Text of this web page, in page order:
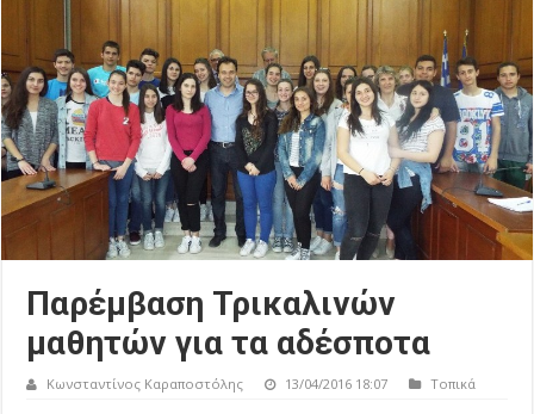
Παρέμβαση Τρικαλινών
μαθητών για τα αδέσποτα
Κωνσταντίνος Καραποστόλης 13/04/2016 18:07 Τοπικά